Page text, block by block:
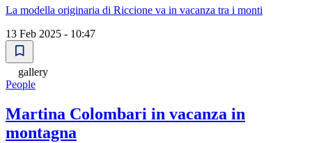
La modella originaria di Riccione va in vacanza tra i monti
13 Feb 2025 - 10:47
gallery
People
Martina Colombari in vacanza in
montagna